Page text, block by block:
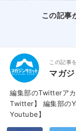
この記事
この記事
マガ
編集部のTwitterア
Twitter】
編集部の
Youtube】